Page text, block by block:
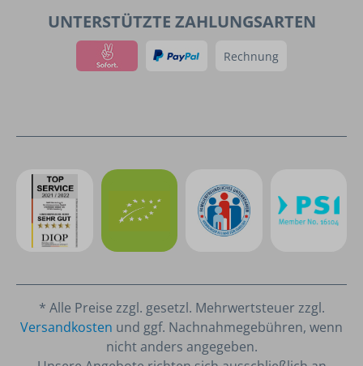
UNTERSTÜTZTE ZAHLUNGSARTEN
Rechnung
* Alle Preise zzgl. gesetzl. Mehrwertsteuer zzgl.
Versandkosten und ggf. Nachnahmegebühren, wenn
nicht anders angegeben.